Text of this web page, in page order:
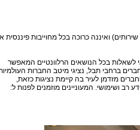
ואיננה כרוכה בכל מחוייבות פיננסית
לשאלות בכל הנושאים הרלוונטיים המאפשר
ברחבי תבל, נציגי מיטב החברות
מזדמן לעיר בה קיימת נציגות כזאת,
ושימושי. המעוניינים מוזמנים לפנות ל: